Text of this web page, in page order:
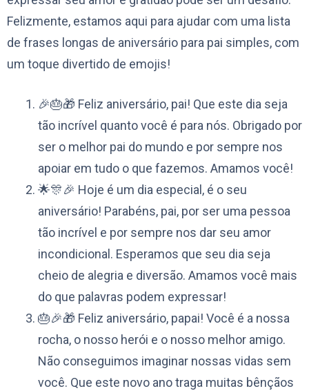
Felizmente, estamos aqui para ajudar com uma lista
de frases longas de aniversário para pai simples, com
um toque divertido de emojis!
🎉🎂🎁 Feliz aniversário, pai! Que este dia seja
tão incrível quanto você é para nós. Obrigado por
ser o melhor pai do mundo e por sempre nos
apoiar em tudo o que fazemos. Amamos você!
🌟🎊🎉 Hoje é um dia especial, é o seu
aniversário! Parabéns, pai, por ser uma pessoa
tão incrível e por sempre nos dar seu amor
incondicional. Esperamos que seu dia seja
cheio de alegria e diversão. Amamos você mais
do que palavras podem expressar!
🎂🎉🎁 Feliz aniversário, papai! Você é a nossa
rocha, o nosso herói e o nosso melhor amigo.
Não conseguimos imaginar nossas vidas sem
você. Que este novo ano traga muitas bênçãos